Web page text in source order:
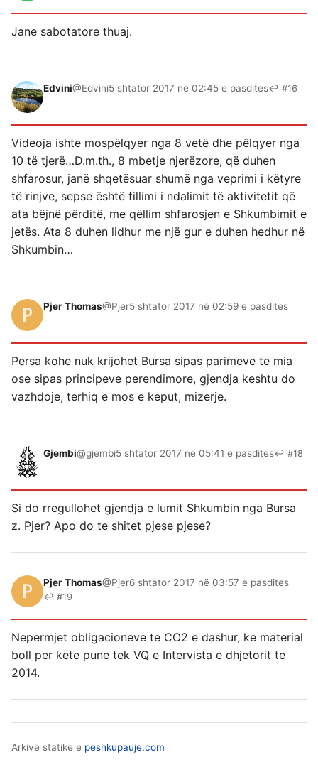
Jane sabotatore thuaj.
Edvini@Edvini5 shtator 2017 në 02:45 e pasdites↩ #16
Videoja ishte mospëlqyer nga 8 vetë dhe pëlqyer nga
10 të tjerë…D.m.th., 8 mbetje njerëzore, që duhen
shfarosur, janë shqetësuar shumë nga veprimi i këtyre
të rinjve, sepse është fillimi i ndalimit të aktivitetit që
ata bëjnë përditë, me qëllim shfarosjen e Shkumbimit e
jetës. Ata 8 duhen lidhur me një gur e duhen hedhur në
Shkumbin…
Pjer Thomas@Pjer5 shtator 2017 në 02:59 e pasdites
Persa kohe nuk krijohet Bursa sipas parimeve te mia
ose sipas principeve perendimore, gjendja keshtu do
vazhdoje, terhiq e mos e keput, mizerje.
Gjembi@gjembi5 shtator 2017 në 05:41 e pasdites↩ #18
Si do rregullohet gjendja e lumit Shkumbin nga Bursa
z. Pjer? Apo do te shitet pjese pjese?
Pjer Thomas@Pjer6 shtator 2017 në 03:57 e pasdites
↩ #19
Nepermjet obligacioneve te CO2 e dashur, ke material
boll per kete pune tek VQ e Intervista e dhjetorit te
2014.
Arkivë statike e peshkupauje.com